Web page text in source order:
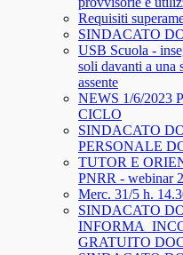
Requisiti
SINDACATO
USB Scuola -
soli davanti a una
assente
NEWS 1/6/2023
CICLO
SINDACATO
PERSONALE
TUTOR E
PNRR - webinar
Merc. 31/5 h.
SINDACATO
GRATUITO